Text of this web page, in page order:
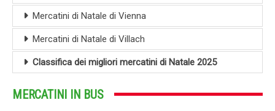
Mercatini di Natale di Vienna
Mercatini di Natale di Villach
Classifica dei migliori mercatini di Natale 2025
MERCATINI IN BUS